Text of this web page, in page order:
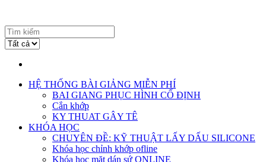
HỆ THỐNG BÀI GIẢNG MIỄN PHÍ
BAI GIANG PHỤC HÌNH CỐ ĐỊNH
Cắn khớp
KY THUAT GÂY TÊ
KHÓA HỌC
CHUYÊN ĐỀ: KỸ THUẬT LẤY DẤU SILICONE
Khóa học chỉnh khớp ofline
Khóa học mặt dán sứ ONLINE